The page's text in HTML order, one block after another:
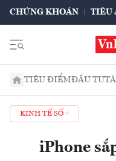
CHỨNG KHOÁN TIÊU
TIÊU ĐIỂMĐẦU TƯ
KINH TẾ SỐ
iPhone